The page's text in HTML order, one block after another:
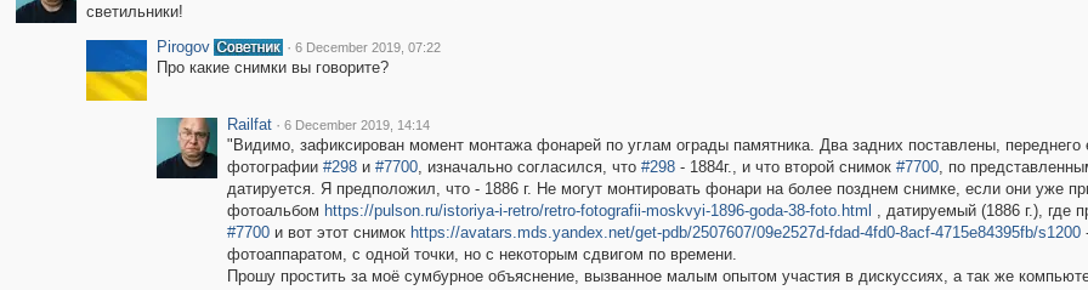
светильники!
Pirogov
· 6 December 2019, 07:22
Про какие снимки вы говорите?
Railfat · 6 December 2019, 14:14
"Видимо, зафиксирован момент монтажа фонарей по углам ограды памятника. Два задних поставлены,
фотографии #298и #7700, изначально согласился, что #298- 1884г., и что второй снимок #7700, по
датируется. Я предположил, что - 1886 г. Не могут монтировать фонари на более позднем снимке, если они уже
фотоальбом https://pulson.ru/istoriya-i-retro/retro-fotografii-moskvyi-1896-goda-38-foto.html , датируемый (1886 г.), где
#7700и вот этот снимок https://avatars.mds.yandex.net/get-pdb/2507607/09e2527d-fdad-4fd0-8acf-4715e84395fb/s1200
фотоаппаратом, с одной точки, но с некоторым сдвигом по времени.
Прошу простить за моё сумбурное объяснение, вызванное малым опытом участия в дискуссиях, а так же